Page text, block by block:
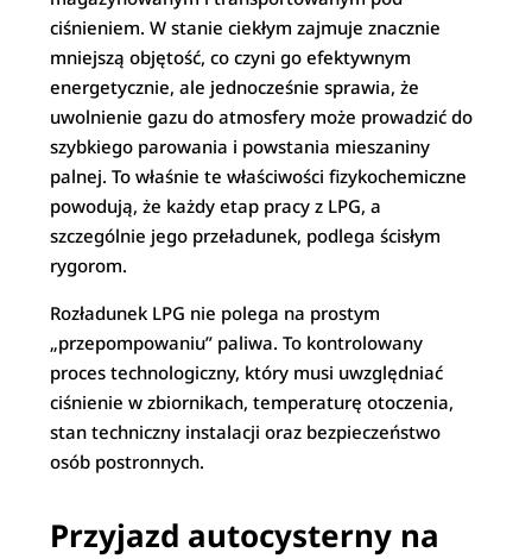
ciśnieniem. W stanie ciekłym zajmuje znacznie
mniejszą objętość, co czyni go efektywnym
energetycznie, ale jednocześnie sprawia, że
uwolnienie gazu do atmosfery może prowadzić do
szybkiego parowania i powstania mieszaniny
palnej. To właśnie te właściwości fizykochemiczne
powodują, że każdy etap pracy z LPG, a
szczególnie jego przeładunek, podlega ścisłym
rygorom.
Rozładunek LPG nie polega na prostym
„przepompowaniu” paliwa. To kontrolowany
proces technologiczny, który musi uwzględniać
ciśnienie w zbiornikach, temperaturę otoczenia,
stan techniczny instalacji oraz bezpieczeństwo
osób postronnych.
Przyjazd autocysterny na